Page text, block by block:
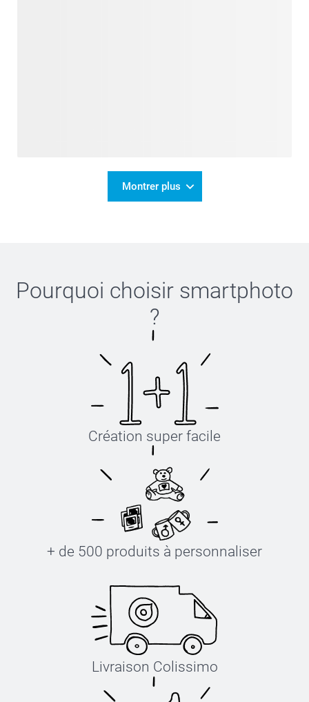
Montrer plus
Pourquoi choisir smartphoto
?
Création super facile
+ de 500 produits à personnaliser
Livraison Colissimo